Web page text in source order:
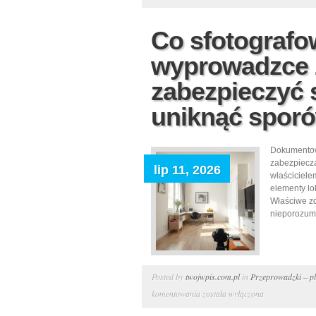
zdaniem
najmu:
praktyczny
przewodnik
z
uwzględnieniem
typowych
i
formalności
Co
zabezpieczyć
uniknąć
lip 11, 2026
elementy
Właściwe
Posted bytwojwpis.com.plin Przeprowadzki –
komentowania Co
została wyłączona